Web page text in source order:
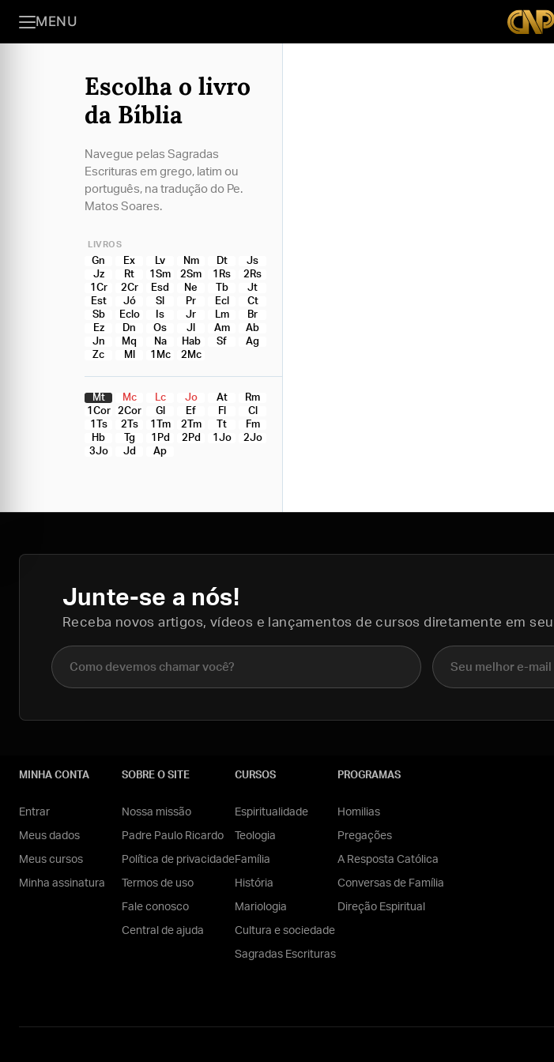
MENU
Escolha o livro
da Bíblia
Navegue pelas Sagradas
Escrituras em grego, latim ou
português, na tradução do Pe.
Matos Soares.
LIVROS
Gn Ex Lv Nm Dt
Js
Jz
Rt 1Sm 2Sm 1Rs
2Rs
1Cr
2Cr Esd Ne Tb
Jt
Est
Jó Sl Pr Ecl
Ct
Sb
Eclo Is Jr Lm
Br
Ez
Dn Os Jl Am
Ab
Jn
Mq Na Hab Sf
Ag
Zc
Ml 1Mc 2Mc
Mt Mc Lc Jo At
Rm
1Cor
2Cor Gl Ef Fl
Cl
1Ts
2Ts 1Tm 2Tm Tt
Fm
Hb
Tg 1Pd 2Pd 1Jo
2Jo
3Jo
Jd Ap
Junte-se a nós!
Receba novos artigos, vídeos e lançamentos de cursos diretamente em
Nome completo E-mail
MINHA CONTA
Entrar
Meus dados
Meus cursos
Minha assinatura
SOBRE O SITE
Nossa missão
Padre Paulo Ricardo
Política de privacidade
Termos de uso
Fale conosco
Central de ajuda
CURSOS
Espiritualidade
Teologia
Família
História
Mariologia
Cultura e sociedade
Sagradas Escrituras
PROGRAMAS
Homilias
Pregações
A Resposta Católica
Conversas de Família
Direção Espiritual